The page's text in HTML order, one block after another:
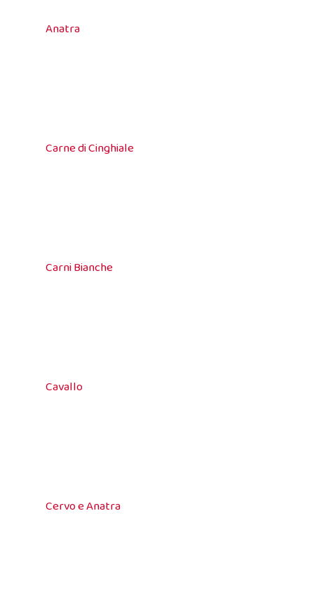
Anatra
Carne di Cinghiale
Carni Bianche
Cavallo
Cervo e Anatra